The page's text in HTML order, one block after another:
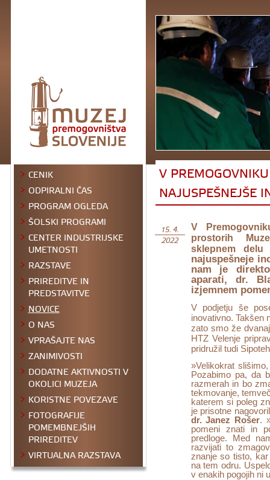
CENIK
ODPIRALNI ČAS
PROGRAM OGLEDA
ŠOLSKI PROGRAMI
CENTER INDUSTRIJSKE
UMETNOSTI
RAZSTAVE
PRIREDITVE IN
PREDSTAVITVE
NOVICE
O NAS
VPRAŠAJTE NAS
ZANIMIVOSTI
DODATNE AKTIVNOSTI V
OKOLICI MUZEJA
KORISTNE POVEZAVE
FOTOGRAFIJE
POMEMBNEJŠIH
PRIREDITEV
VIRTUALNA RAZSTAVA
V
NAJUSPEŠNEJŠE
15. 4.
2022
V
prostorih
sklepnem
najuspešneje
nam je
aparati, dr.
izjemnem
V podjetju še
inovativno. Takšen
zato smo že
HTZ Velenje
pridružil tudi
»Velikokrat
Pozabimo pa, da
razmerah in bo
tekmovanje,
katerem si poleg
je prisotne nagovoril
dr. Janez Rošer.
pomeni znati in
predloge. Med
razvijati to
znanje so tisto,
na tem odru.
v enakih pogojih ni